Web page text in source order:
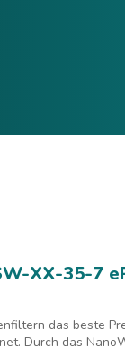
XX-35-7
das beste
Durch das